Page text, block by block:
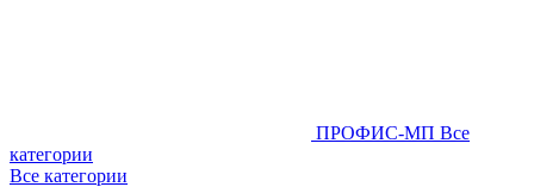
ПРОФИС-МП Все
категории
Все категории